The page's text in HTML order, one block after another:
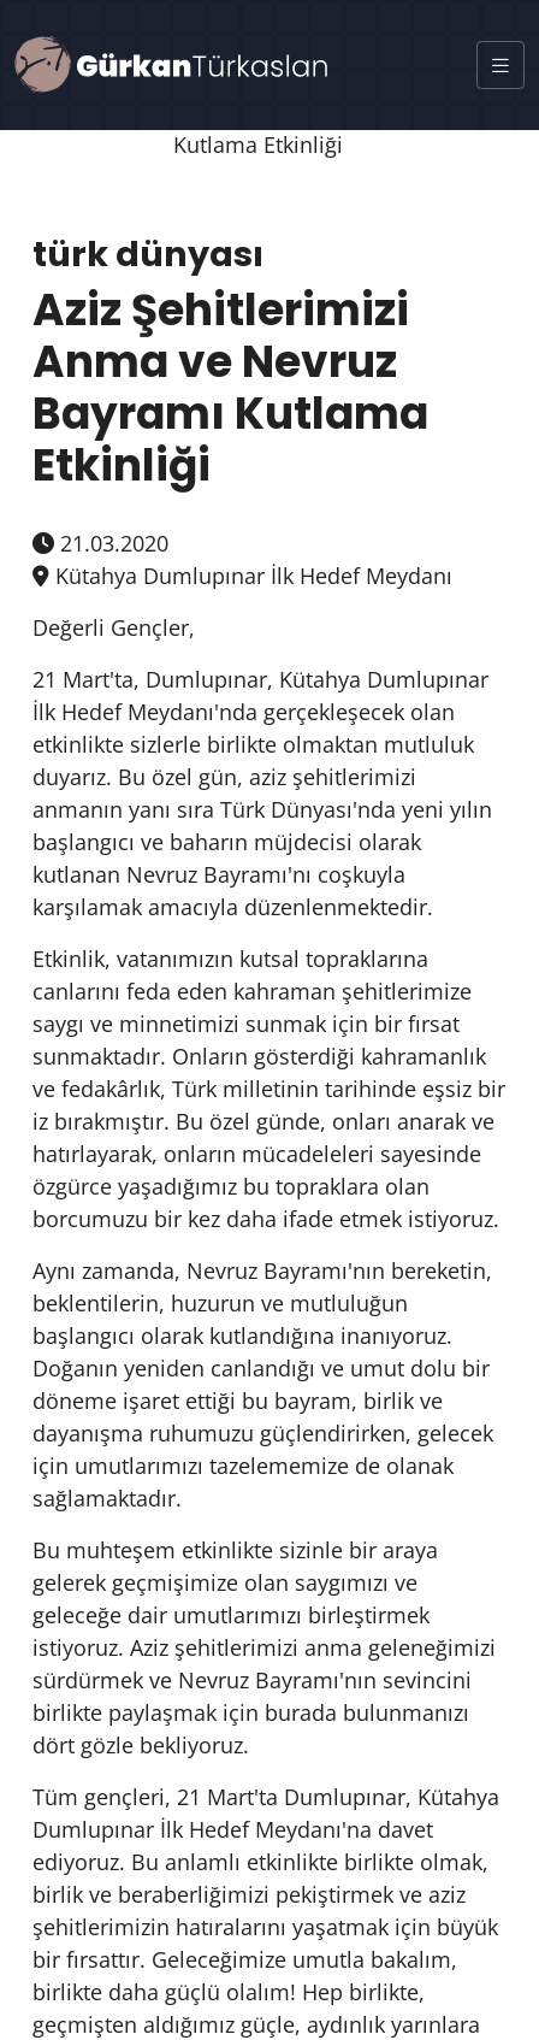
türk dünyası
Aziz Şehitlerimizi
Anma ve Nevruz
Bayramı Kutlama
Etkinliği
21.03.2020
Kütahya Dumlupınar İlk Hedef Meydanı
Değerli Gençler,
21 Mart'ta, Dumlupınar, Kütahya Dumlupınar
İlk Hedef Meydanı'nda gerçekleşecek olan
etkinlikte sizlerle birlikte olmaktan mutluluk
duyarız. Bu özel gün, aziz şehitlerimizi
anmanın yanı sıra Türk Dünyası'nda yeni yılın
başlangıcı ve baharın müjdecisi olarak
kutlanan Nevruz Bayramı'nı coşkuyla
karşılamak amacıyla düzenlenmektedir.
Etkinlik, vatanımızın kutsal topraklarına
canlarını feda eden kahraman şehitlerimize
saygı ve minnetimizi sunmak için bir fırsat
sunmaktadır. Onların gösterdiği kahramanlık
ve fedakârlık, Türk milletinin tarihinde eşsiz bir
iz bırakmıştır. Bu özel günde, onları anarak ve
hatırlayarak, onların mücadeleleri sayesinde
özgürce yaşadığımız bu topraklara olan
borcumuzu bir kez daha ifade etmek istiyoruz.
Aynı zamanda, Nevruz Bayramı'nın bereketin,
beklentilerin, huzurun ve mutluluğun
başlangıcı olarak kutlandığına inanıyoruz.
Doğanın yeniden canlandığı ve umut dolu bir
döneme işaret ettiği bu bayram, birlik ve
dayanışma ruhumuzu güçlendirirken, gelecek
için umutlarımızı tazelememize de olanak
sağlamaktadır.
Bu muhteşem etkinlikte sizinle bir araya
gelerek geçmişimize olan saygımızı ve
geleceğe dair umutlarımızı birleştirmek
istiyoruz. Aziz şehitlerimizi anma geleneğimizi
sürdürmek ve Nevruz Bayramı'nın sevincini
birlikte paylaşmak için burada bulunmanızı
dört gözle bekliyoruz.
Tüm gençleri, 21 Mart'ta Dumlupınar, Kütahya
Dumlupınar İlk Hedef Meydanı'na davet
ediyoruz. Bu anlamlı etkinlikte birlikte olmak,
birlik ve beraberliğimizi pekiştirmek ve aziz
şehitlerimizin hatıralarını yaşatmak için büyük
bir fırsattır. Geleceğimize umutla bakalım,
birlikte daha güçlü olalım! Hep birlikte,
geçmişten aldığımız güçle, aydınlık yarınlara